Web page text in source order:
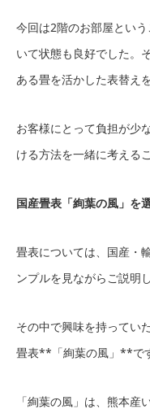
今回は2階のお部屋とい
いて状態も良好でした。
ある畳を活かした表替え
お客様にとって負担が少
ける方法を一緒に考える
国産畳表「絢葉の風」を
畳表については、国産・
ンプルを見ながらご説明
その中で興味を持ってい
畳表**「絢葉の風」**で
「絢葉の風」は、熊本産